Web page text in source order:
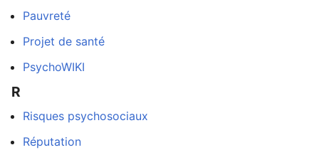
Pauvreté
Projet de santé
PsychoWIKI
R
Risques psychosociaux
Réputation